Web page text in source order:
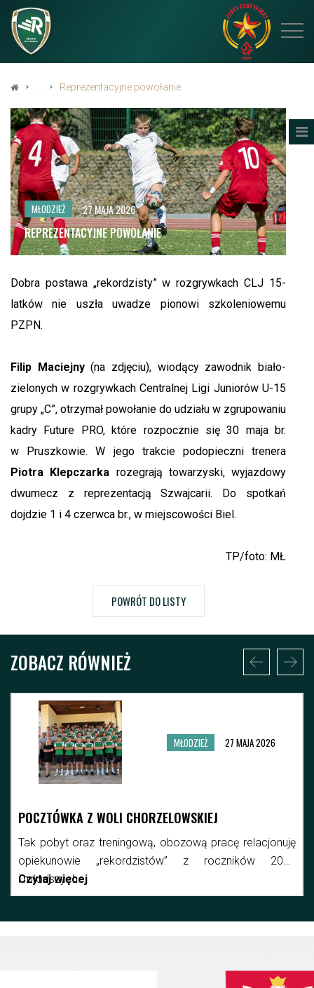
Reprezentacyjne powołanie
MŁODZIEŻ 27 MAJA 2026
REPREZENTACYJNE POWOŁANIE
Dobra postawa „rekordzisty” w rozgrywkach CLJ 15-
latków nie uszła uwadze pionowi szkoleniowemu
PZPN.
Filip Maciejny(na zdjęciu), wiodący zawodnik biało-
zielonych w rozgrywkach Centralnej Ligi Juniorów U-15
grupy „C”, otrzymał powołanie do udziału w zgrupowaniu
kadry Future PRO, które rozpocznie się 30 maja br.
w Pruszkowie. W jego trakcie podopieczni trenera
Piotra Klepczarka rozegrają towarzyski, wyjazdowy
dwumecz z reprezentacją Szwajcarii. Do spotkań
dojdzie 1 i 4 czerwca br., w miejscowości Biel.
TP/foto: MŁ
POWRÓT DO LISTY
ZOBACZ RÓWNIEŻ
MŁODZIEŻ 27 MAJA 2026
POCZTÓWKA Z WOLI CHORZELOWSKIEJ
Tak pobyt oraz treningową, obozową pracę relacjonuję
opiekunowie „rekordzistów” z roczników 2010
i młodszych.
Czytaj więcej